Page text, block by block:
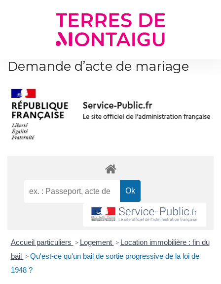
Demande d’acte de mariage
Accueil particuliers > Logement > Location immobilière : fin du
bail > Qu'est-ce qu'un bail de sortie progressive de la loi de
1948 ?